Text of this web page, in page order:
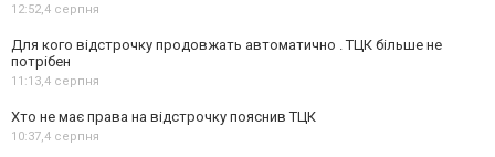
12:52,4 серпня
Для кого відстрочку продовжать автоматично . ТЦК більше не
потрібен
11:13,4 серпня
Хто не має права на відстрочку пояснив ТЦК
10:37,4 серпня